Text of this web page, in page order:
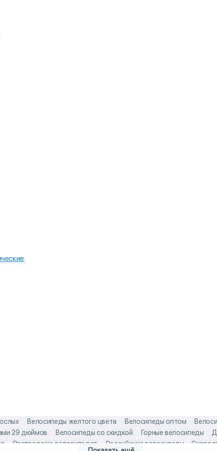
Велосипеды желтого цвета Велосипеды оптом
29 дюймов Велосипеды со скидкой Горные велосипеды
Распродажа велосипедов Российские велосипеды